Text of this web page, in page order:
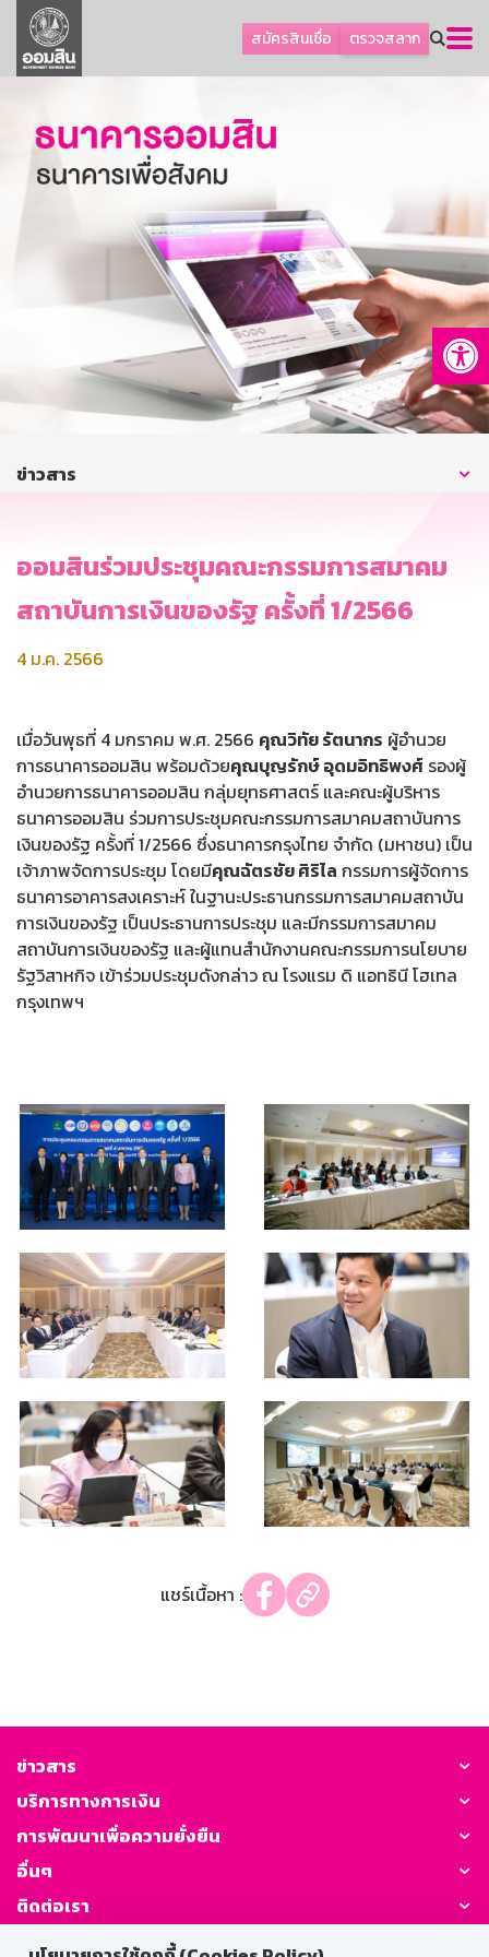
สมัครสินเชื่อ ตรวจสลาก
ลูกค้าธุรกิจ
ลูกค้าผู้ประกอบรายย่อย
ออมเพื่อสุข
เกี่ยวกับธนาคาร
การพัฒนาที่ยั่งยืน
บริการทางการเงิน
ติดต่อเรา
บริการออนไลน์
ข่าวสาร
ออมสินร่วมประชุมคณะกรรมการสมาคม
สถาบันการเงินของรัฐ ครั้งที่ 1/2566
4 ม.ค. 2566
เมื่อวันพุธที่ 4 มกราคม พ.ศ. 2566 คุณวิทัย รัตนากร ผู้อำนวย
การธนาคารออมสิน พร้อมด้วยคุณบุญรักษ์ อุดมอิทธิพงศ์ รองผู้
อำนวยการธนาคารออมสิน กลุ่มยุทธศาสตร์ และคณะผู้บริหาร
ธนาคารออมสิน ร่วมการประชุมคณะกรรมการสมาคมสถาบันการ
เงินของรัฐ ครั้งที่ 1/2566 ซึ่งธนาคารกรุงไทย จำกัด (มหาชน) เป็น
เจ้าภาพจัดการประชุม โดยมีคุณฉัตรชัย ศิริไล กรรมการผู้จัดการ
ธนาคารอาคารสงเคราะห์ ในฐานะประธานกรรมการสมาคมสถาบัน
การเงินของรัฐ เป็นประธานการประชุม และมีกรรมการสมาคม
สถาบันการเงินของรัฐ และผู้แทนสำนักงานคณะกรรมการนโยบาย
รัฐวิสาหกิจ เข้าร่วมประชุมดังกล่าว ณ โรงแรม ดิ แอทธินี โฮเทล
กรุงเทพฯ
แชร์เนื้อหา :
ข่าวสาร
บริการทางการเงิน
การพัฒนาเพื่อความยั่งยืน
อื่นๆ
ติดต่อเรา